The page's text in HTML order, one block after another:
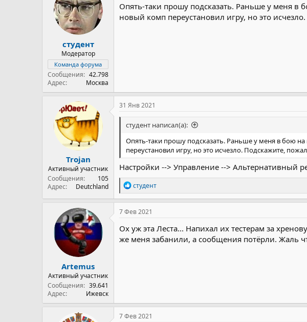
студент
Модератор
Команда форума
Сообщения
42.798
Адрес
Москва
Опять-таки прошу подсказать. Раньше у меня в
новый комп переустановил игру, но это
Trojan
Активный участник
Сообщения
105
Адрес
Deutchland
31 Янв 2021
студент написал(а):
Опять-таки прошу подсказать. Раньше у меня в бою
переустановил игру, но это исчезло. Подскажите,
Настройки --> Управление --> Альтернативный
Р
е
а
к
и
и
:
студент
Artemus
Активный участник
Сообщения
39.641
Адрес
Ижевск
7 Фев 2021
Ох уж эта Леста... Напихал их тестерам за
же меня забанили, а сообщения потёрли. Жаль
7 Фев 2021